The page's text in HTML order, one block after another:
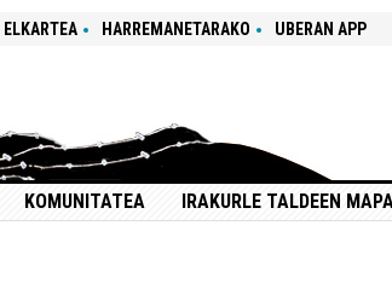
HARREMANETARAKO UBERAN APP
KOMUNITATEA IRAKURLE TALDEEN